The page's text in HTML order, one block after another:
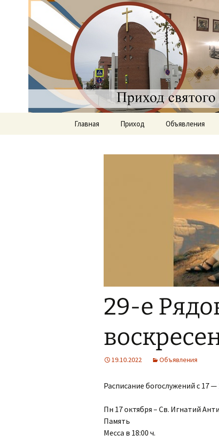
Римско-
Саратове
Приход святого Климента
Главная Приход
Партнерский приход в
Объявления
29-е
19.10.2022 Объявления
Расписание богослужений с 17 —
Пн 17 октября – Св. Игнатий
Память
Месса в 18:00 ч.